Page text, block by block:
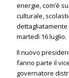
energie, com’è
culturale,
martedì 16 luglio.
Il nuovo
fanno parte il
governatore